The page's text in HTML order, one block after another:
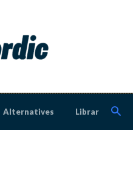
Alternatives Library